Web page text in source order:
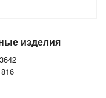
изделия
3642